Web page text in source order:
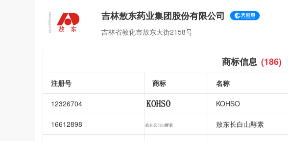
吉林敖东药业集团股份有限公司
吉林省敦化市敖东大街2158号
商标信息 (186)
注册号 商标 名称
12326704 KOHSO
16612898 敖东长白山酵素